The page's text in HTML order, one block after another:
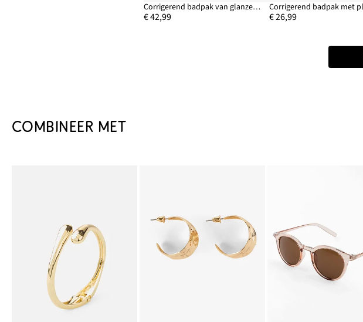
Corrigerend badpak van glanzend materiaal, licht corrigerend
€ 42,99 € 26,99
COMBINEER MET